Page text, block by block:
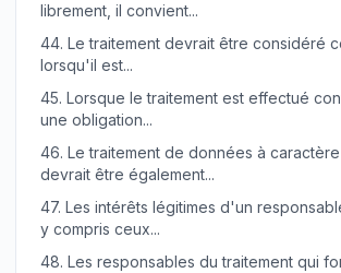
librement, il convient...
44. Le traitement devrait être considéré
lorsqu'il est...
45. Lorsque le traitement est effectué
une obligation...
46. Le traitement de données à
devrait être également...
47. Les intérêts légitimes d'un
y compris ceux...
48. Les responsables du traitement qui